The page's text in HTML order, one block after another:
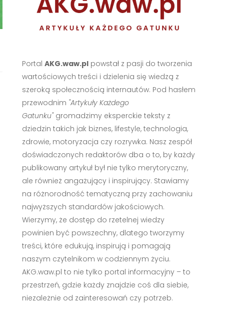
Portal AKG.waw.plpowstał z pasji do tworzenia
wartościowych treści i dzielenia się wiedzą z
szeroką społecznością internautów. Pod hasłem
przewodnim "Artykuły Każdego
Gatunku"gromadzimy eksperckie teksty z
dziedzin takich jak biznes, lifestyle, technologia,
zdrowie, motoryzacja czy rozrywka. Nasz zespół
doświadczonych redaktorów dba o to, by każdy
publikowany artykuł był nie tylko merytoryczny,
ale również angażujący i inspirujący. Stawiamy
na różnorodność tematyczną przy zachowaniu
najwyższych standardów jakościowych.
Wierzymy, że dostęp do rzetelnej wiedzy
powinien być powszechny, dlatego tworzymy
treści, które edukują, inspirują i pomagają
naszym czytelnikom w codziennym życiu.
AKG.waw.pl to nie tylko portal informacyjny – to
przestrzeń, gdzie każdy znajdzie coś dla siebie,
niezależnie od zainteresowań czy potrzeb.